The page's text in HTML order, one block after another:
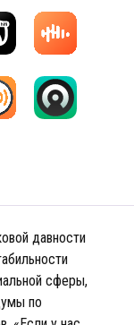
давности
сферы,
по